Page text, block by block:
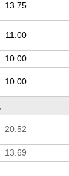
13.75
11.00
10.00
10.00
20.52
13.69